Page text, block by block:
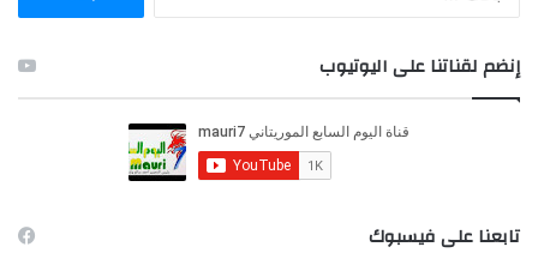
ن
:
إنضم لقناتنا على اليوتيوب
تابعنا على فيسبوك